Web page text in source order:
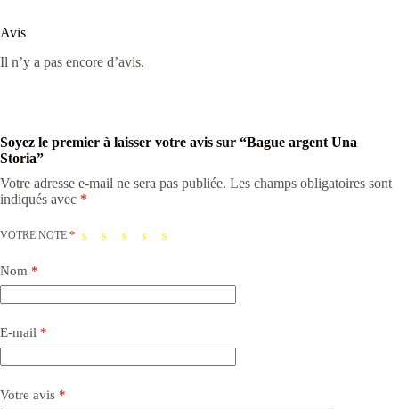
Avis
Il n’y a pas encore d’avis.
Soyez le premier à laisser votre avis sur “Bague argent Una
Storia”
Votre adresse e-mail ne sera pas publiée. Les champs obligatoires sont
indiqués avec *
VOTRE NOTE *
Nom *
E-mail *
Votre avis *